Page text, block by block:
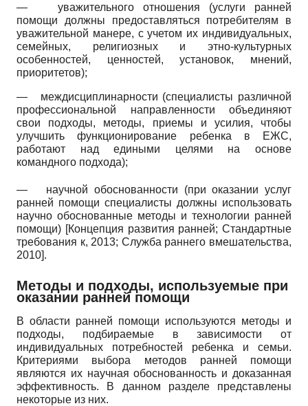
—
уважительного отношения (услуги ранней
помощи должны предоставляться потребителям в
уважительной манере, с учетом их индивидуальных,
семейных, религиозных и этно-культурных
особенностей, ценностей, установок, мнений,
приоритетов);
—
междисциплинарности (специалисты различной
профессиональной направленности объединяют
свои подходы, методы, приемы и усилия, чтобы
улучшить функционирование ребенка в ЕЖС,
работают над едиными целями на основе
командного подхода);
—
научной обоснованности (при оказании услуг
ранней помощи специалисты должны использовать
научно обоснованные методы и технологии ранней
помощи) [Концепция развития ранней; Стандартные
требования к, 2013; Служба раннего вмешательства,
2010].
Методы и подходы, используемые при
оказании ранней помощи
В области ранней помощи используются методы и
подходы, подбираемые в зависимости от
индивидуальных потребностей ребенка и семьи.
Критериями выбора методов ранней помощи
являются их научная обоснованность и доказанная
эффективность. В данном разделе представлены
некоторые из них.